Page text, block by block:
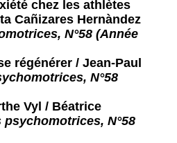
chez les athlètes
Cañizares Hernàndez
N°58 (Année
régénérer / Jean-Paul
N°58
Vyl / Béatrice
N°58